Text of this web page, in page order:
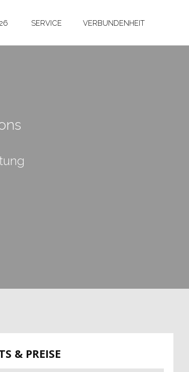
SERVICE VERBUNDENHEIT
& PREISE